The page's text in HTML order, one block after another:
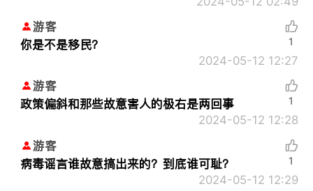
游客
你是不是移民？
2024-05-12 12:27
1
游客
政策偏斜和那些故意害人的极右是两回事
2024-05-12 12:28
1
游客
病毒谣言谁故意搞出来的？到底谁可耻？
2024-05-12 12:29
1